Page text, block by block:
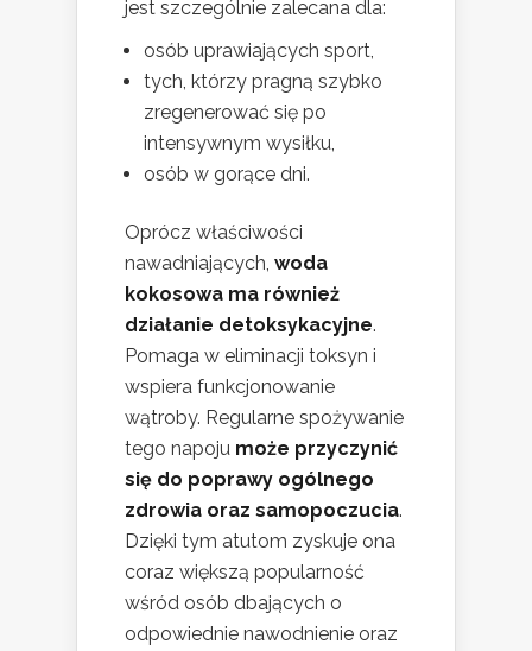
jest szczególnie zalecana dla:
osób uprawiających sport,
tych, którzy pragną szybko
zregenerować się po
intensywnym wysiłku,
osób w gorące dni.
Oprócz właściwości
nawadniających, woda
kokosowa ma również
działanie detoksykacyjne.
Pomaga w eliminacji toksyn i
wspiera funkcjonowanie
wątroby. Regularne spożywanie
tego napoju może przyczynić
się do poprawy ogólnego
zdrowia oraz samopoczucia.
Dzięki tym atutom zyskuje ona
coraz większą popularność
wśród osób dbających o
odpowiednie nawodnienie oraz